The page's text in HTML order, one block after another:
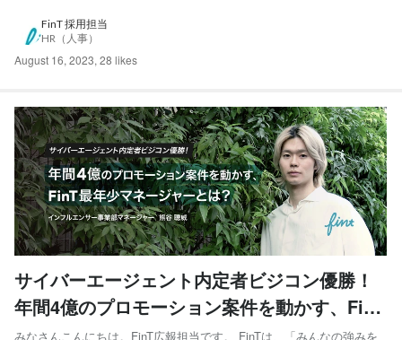
せん。意欲のある学生には社員とほぼ同じ業務が振り分けられ、等しく
成長機会が与えられているのがFinTのインター...
FinT 採用担当
HR（人事）
August 16, 2023, 28 likes
サイバーエージェント内定者ビジコン優勝！
年間4億のプロモーション案件を動かす、FinT
最年少マネージャーとは？
みなさんこんにちは。FinT広報担当です。 FinTは、「みんなの強みを